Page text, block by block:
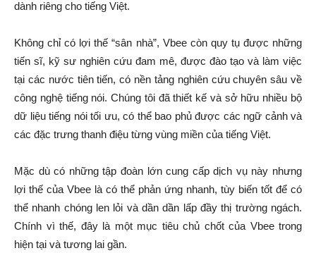
dành riêng cho tiếng Việt.
Không chỉ có lợi thế “sân nhà”, Vbee còn quy tụ được những
tiến sĩ, kỹ sư nghiên cứu đam mê, được đào tạo và làm việc
tại các nước tiên tiến, có nền tảng nghiên cứu chuyên sâu về
công nghệ tiếng nói. Chúng tôi đã thiết kế và sở hữu nhiều bộ
dữ liệu tiếng nói tối ưu, có thể bao phủ được các ngữ cảnh và
các đặc trưng thanh điệu từng vùng miền của tiếng Việt.
Mặc dù có những tập đoàn lớn cung cấp dịch vụ này nhưng
lợi thế của Vbee là có thể phản ứng nhanh, tùy biến tốt để có
thể nhanh chóng len lỏi và dần dần lấp đầy thị trường ngách.
Chính vì thế, đây là một mục tiêu chủ chốt của Vbee trong
hiện tại và tương lai gần.